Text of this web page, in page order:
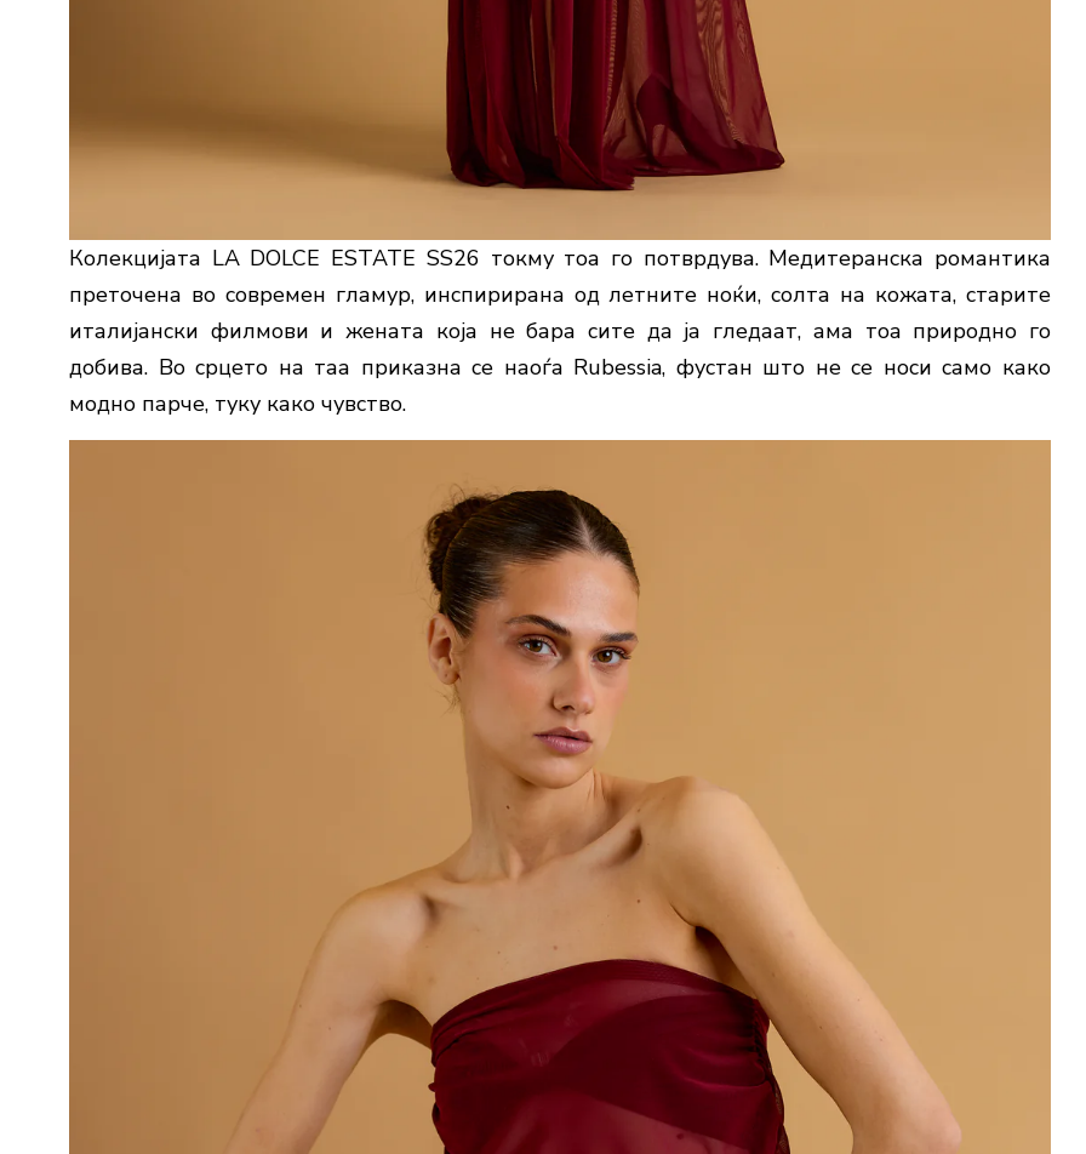
Колекцијата LA DOLCE ESTATE SS26 токму тоа го потврдува. Медитеранска романтика
преточена во современ гламур, инспирирана од летните ноќи, солта на кожата, старите
италијански филмови и жената која не бара сите да ја гледаат, ама тоа природно го
добива. Во срцето на таа приказна се наоѓа Rubessia, фустан што не се носи само како
модно парче, туку како чувство.